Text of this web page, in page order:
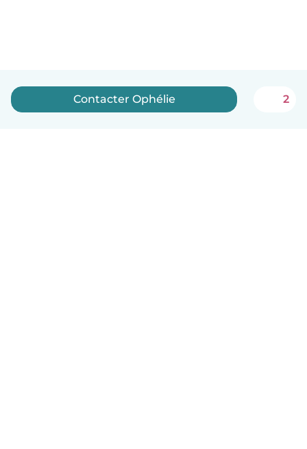
Contacter Ophélie 2